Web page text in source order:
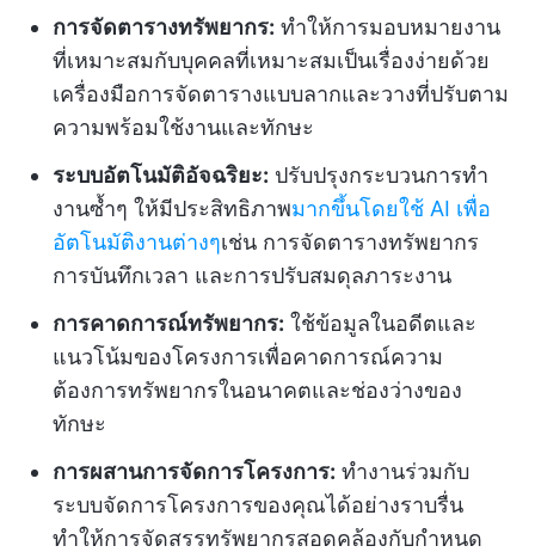
การจัดตารางทรัพยากร: ทำให้การมอบหมายงาน
ที่เหมาะสมกับบุคคลที่เหมาะสมเป็นเรื่องง่ายด้วย
เครื่องมือการจัดตารางแบบลากและวางที่ปรับตาม
ความพร้อมใช้งานและทักษะ
ระบบอัตโนมัติอัจฉริยะ: ปรับปรุงกระบวนการทำ
งานซ้ำๆ ให้มีประสิทธิภาพมากขึ้นโดยใช้ AI เพื่อ
อัตโนมัติงานต่างๆเช่น การจัดตารางทรัพยากร
การบันทึกเวลา และการปรับสมดุลภาระงาน
การคาดการณ์ทรัพยากร: ใช้ข้อมูลในอดีตและ
แนวโน้มของโครงการเพื่อคาดการณ์ความ
ต้องการทรัพยากรในอนาคตและช่องว่างของ
ทักษะ
การผสานการจัดการโครงการ: ทำงานร่วมกับ
ระบบจัดการโครงการของคุณได้อย่างราบรื่น
ทำให้การจัดสรรทรัพยากรสอดคล้องกับกำหนด